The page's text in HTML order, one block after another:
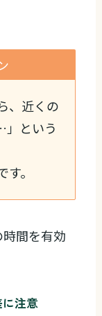
、近くの
」という
。
間を有効
注意